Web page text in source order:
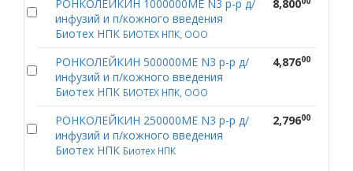
РОНКОЛЕЙКИН 1000000МЕ N3 р-р д/
инфузий и п/кожного введения
Биотех НПК БИОТЕХ НПК, ООО
8,800
РОНКОЛЕЙКИН 500000МЕ N3 р-р д/
инфузий и п/кожного введения
Биотех НПК БИОТЕХ НПК, ООО
4,87600
РОНКОЛЕЙКИН 250000МЕ N3 р-р д/
инфузий и п/кожного введения
Биотех НПК Биотех НПК
2,79600